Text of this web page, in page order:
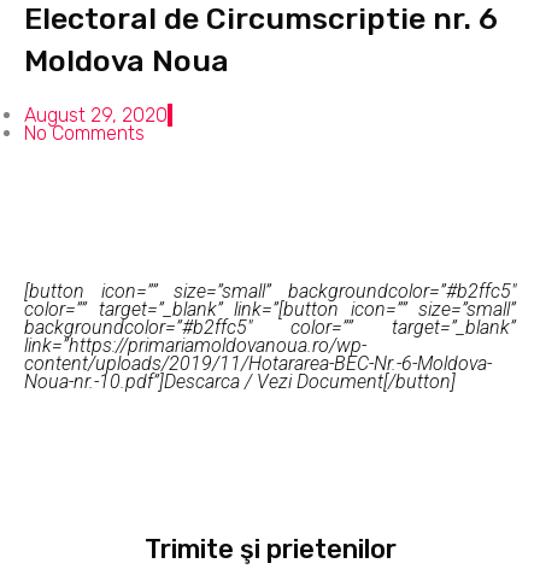
Electoral de Circumscriptie nr. 6
Moldova Noua
August 29, 2020
No Comments
[button icon=”” size=”small” backgroundcolor=”#b2ffc5″
color=”” target=”_blank” link=”[button icon=”” size=”small”
backgroundcolor=”#b2ffc5″ color=”” target=”_blank”
link=”https://primariamoldovanoua.ro/wp-
content/uploads/2019/11/Hotararea-BEC-Nr.-6-Moldova-
Noua-nr.-10.pdf”]Descarca / Vezi Document[/button]
Trimite şi prietenilor